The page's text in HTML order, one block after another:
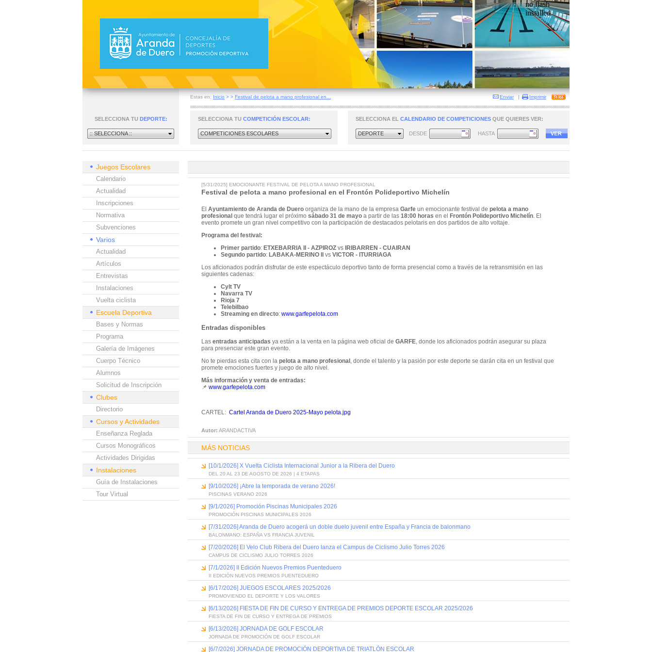
Estas en: Inicio > > Festival de pelota a mano profesional en... Enviar | Imprimir
SELECCIONA TU DEPORTE:
:: SELECCIONA ::
SELECCIONA TU COMPETICIÓN ESCOLAR:
COMPETICIONES ESCOLARES
SELECCIONA EL CALENDARIO DE COMPETICIONES QUE QUIERES VER:
DEPORTE DESDE HASTA
Juegos Escolares
Calendario
Actualidad
Inscripciones
Normativa
Subvenciones
Varios
Actualidad
Artículos
Entrevistas
Instalaciones
Vuelta ciclista
Escuela Deportiva
Bases y Normas
Programa
Galería de Imágenes
Cuerpo Técnico
Alumnos
Solicitud de Inscripción
Clubes
Directorio
Cursos y Actividades
Enseñanza Reglada
Cursos Monográficos
Actividades Dirigidas
Instalaciones
Guía de Instalaciones
Tour Virtual
no flash
installed
[5/31/2025] EMOCIONANTE FESTIVAL DE PELOTA A MANO PROFESIONAL
Festival de pelota a mano profesional en el Frontón Polideportivo Michelín
El Ayuntamiento de Aranda de Duero organiza de la mano de la empresa Garfe un emocionante festival de pelota a mano
profesional que tendrá lugar el próximo sábado 31 de mayo a partir de las 18:00 horas en el Frontón Polideportivo Michelín. El
evento promete un gran nivel competitivo con la participación de destacados pelotaris en dos partidos de alto voltaje.
Programa del festival:
Primer partido: ETXEBARRIA II - AZPIROZ vs IRIBARREN - CUAIRAN
Segundo partido: LABAKA-MERINO II vs VICTOR - ITURRIAGA
Los aficionados podrán disfrutar de este espectáculo deportivo tanto de forma presencial como a través de la retransmisión en las
siguientes cadenas:
Cylt TV
Navarra TV
Rioja 7
Telebilbao
Streaming en directo: www.garfepelota.com
Entradas disponibles
Las entradas anticipadas ya están a la venta en la página web oficial de GARFE, donde los aficionados podrán asegurar su plaza
para presenciar este gran evento.
No te pierdas esta cita con la pelota a mano profesional , donde el talento y la pasión por este deporte se darán cita en un festival que
promete emociones fuertes y juego de alto nivel.
Más información y venta de entradas:
📌 www.garfepelota.com
CARTEL: Cartel Aranda de Duero 2025-Mayo pelota.jpg
Autor: ARANDACTIVA
MÁS NOTICIAS
[10/1/2026] X Vuelta Ciclista Internacional Junior a la Ribera del Duero
DEL 20 AL 23 DE AGOSTO DE 2026 | 4 ETAPAS
[9/10/2026] ¡Abre la temporada de verano 2026!
PISCINAS VERANO 2026
[9/1/2026] Promoción Piscinas Municipales 2026
PROMOCIÓN PISCINAS MUNICIPALES 2026
[7/31/2026] Aranda de Duero acogerá un doble duelo juvenil entre España y Francia de balonmano
BALONMANO: ESPAÑA VS FRANCIA JUVENIL
[7/20/2026] El Velo Club Ribera del Duero lanza el Campus de Ciclismo Julio Torres 2026
CAMPUS DE CICLISMO JULIO TORRES 2026
[7/1/2026] II Edición Nuevos Premios Puenteduero
II EDICIÓN NUEVOS PREMIOS PUENTEDUERO
[6/17/2026] JUEGOS ESCOLARES 2025/2026
PROMOVIENDO EL DEPORTE Y LOS VALORES
[6/13/2026] FIESTA DE FIN DE CURSO Y ENTREGA DE PREMIOS DEPORTE ESCOLAR 2025/2026
FIESTA DE FIN DE CURSO Y ENTREGA DE PREMIOS
[6/13/2026] JORNADA DE GOLF ESCOLAR
JORNADA DE PROMOCIÓN DE GOLF ESCOLAR
[6/7/2026] JORNADA DE PROMOCIÓN DEPORTIVA DE TRIATLÓN ESCOLAR